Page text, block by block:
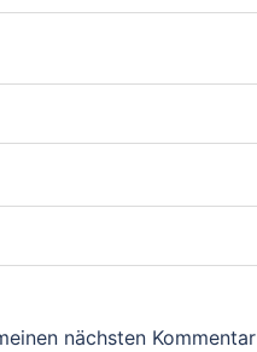
nächsten Kommentar